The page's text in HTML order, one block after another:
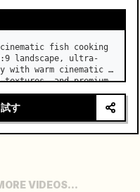
fish cooking
landscape, ultra-
warm cinematic
and premium
…
す
VIDEOS...